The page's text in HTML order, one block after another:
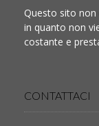
Questo sito non
in quanto non
costante e
CONTATTACI